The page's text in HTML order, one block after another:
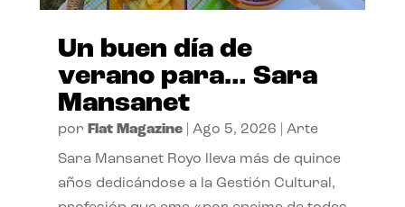
Un buen día de
verano para… Sara
Mansanet
por Flat Magazine| Ago 5, 2026 Arte
Sara Mansanet Royo lleva más de quince
años dedicándose a la Gestión Cultural,